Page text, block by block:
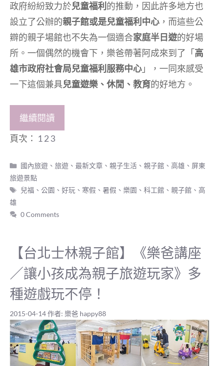
政府紛紛致力於兒童福利 的推動，因此許多地方也
設立了公辦的親子館或是兒童福利中心 ，而這些公
辧的親子場館也不失為一個適合家庭半日遊的好場
所。一個偶然的機會下，樂爸帶著阿成來到了「高
雄市政府社會局兒童福利服務中心 」，一同來感受
一下這個兼具兒童遊樂、休閒、教育的好地方。
繼續閱讀
頁次： 1 23
分
類
國內旅遊 、旅遊 、最新文章 、親子生活 、親子館 、高雄、屏東
旅遊景點
標
兒福 、公園 、好玩 、 寒假 、暑假 、樂園 、科工館 、親子館 、高
雄
0 Comments
【台北士林親子館】《樂爸講座
／讓小孩成為親子旅遊玩家》多
種遊戲玩不停！
2015-04-14作者: 樂爸 happy88